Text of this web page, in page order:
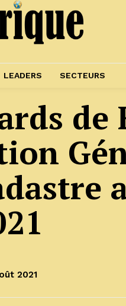
LEADERS SECTEURS
de
2021